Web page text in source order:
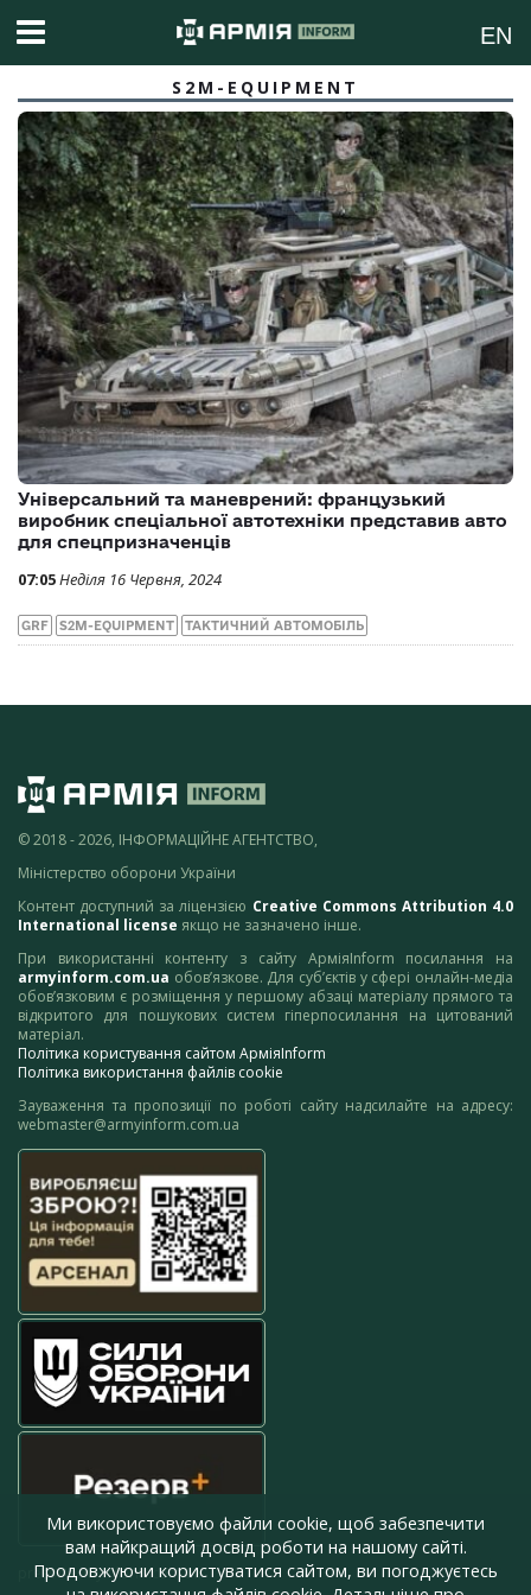
EN
S2M-EQUIPMENT
Універсальний та маневрений: французький
виробник спеціальної автотехніки представив авто
для спецпризначенців
07:05Неділя 16 Червня, 2024
GRF S2M-EQUIPMENT ТАКТИЧНИЙ АВТОМОБІЛЬ
© 2018 - 2026, ІНФОРМАЦІЙНЕ АГЕНТСТВО,
Міністерство оборони України
Контент доступний за ліцензією Creative Commons Attribution 4.0
International license якщо не зазначено інше.
При використанні контенту з сайту АрміяInform посилання на
armyinform.com.ua обов’язкове. Для суб’єктів у сфері онлайн-медіа
обов’язковим є розміщення у першому абзаці матеріалу прямого та
відкритого для пошукових систем гіперпосилання на цитований
матеріал.
Політика користування сайтом АрміяInform
Політика використання файлів cookie
Зауваження та пропозиції по роботі сайту надсилайте на адресу:
webmaster@armyinform.com.ua
press@armyinform.com.ua
Ми використовуємо файли cookie, щоб забезпечити
вам найкращий досвід роботи на нашому сайті.
Продовжуючи користуватися сайтом, ви погоджуєтесь